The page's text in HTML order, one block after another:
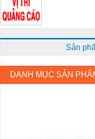
Sản
DANH MỤC SẢN